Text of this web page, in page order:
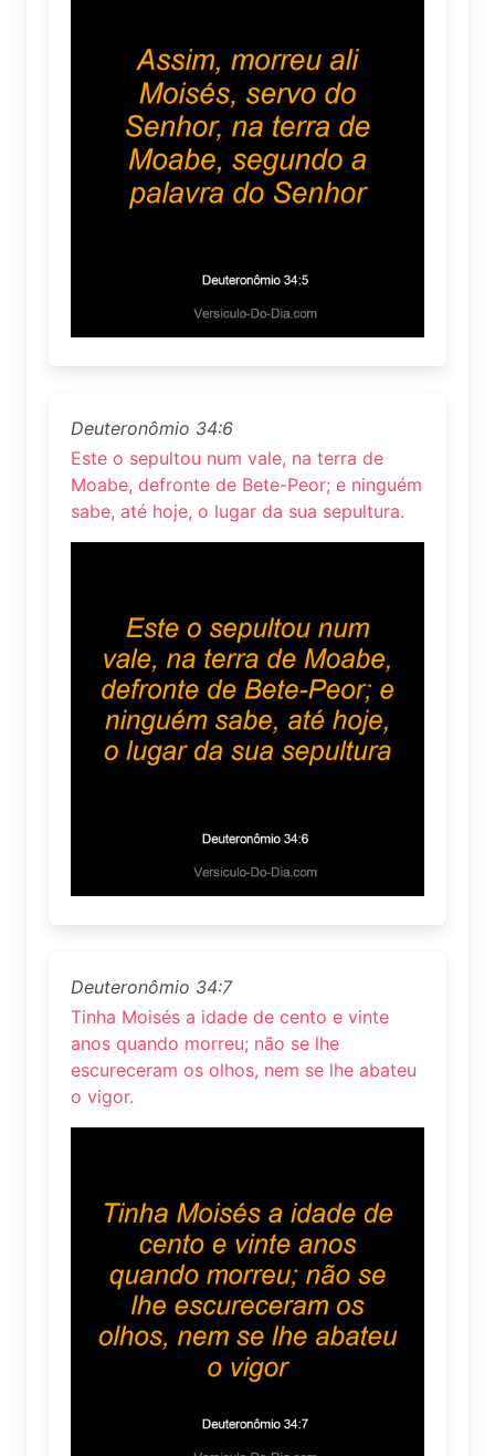
Deuteronômio 34:6
Este o sepultou num vale, na terra de
Moabe, defronte de Bete-Peor; e ninguém
sabe, até hoje, o lugar da sua sepultura.
Deuteronômio 34:7
Tinha Moisés a idade de cento e vinte
anos quando morreu; não se lhe
escureceram os olhos, nem se lhe abateu
o vigor.